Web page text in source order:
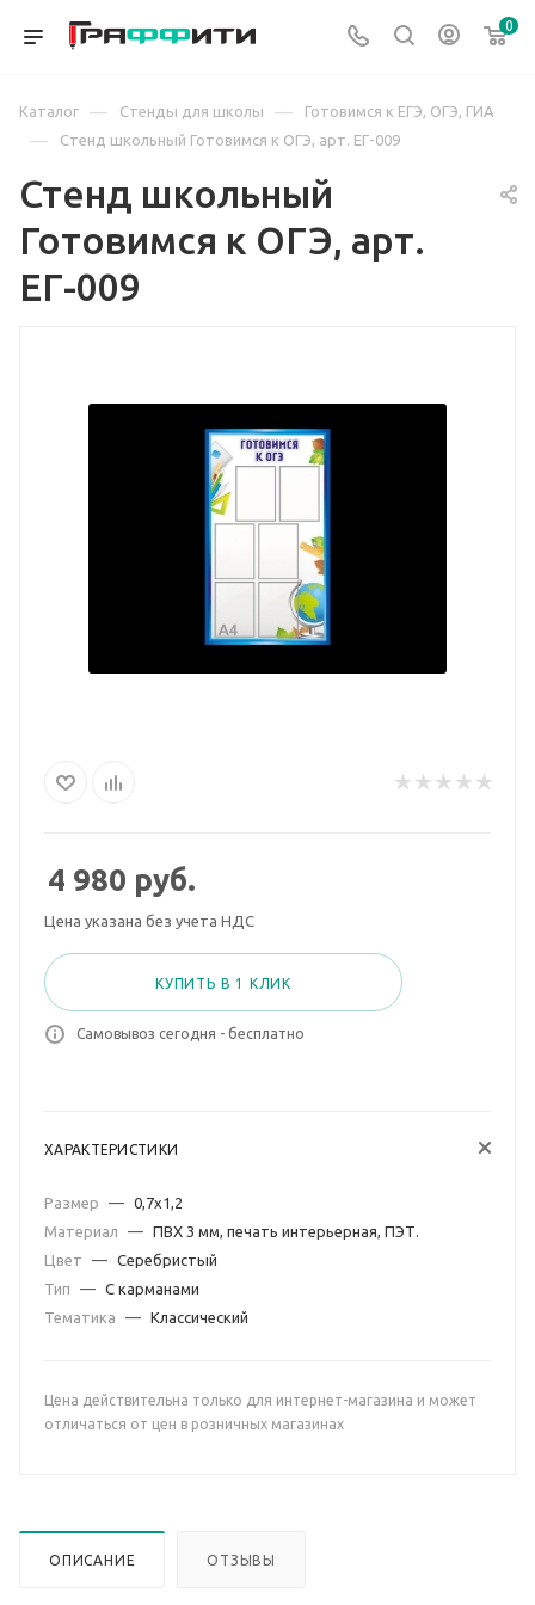
0
Каталог — Стенды для школы — Готовимся к ЕГЭ, ОГЭ, ГИА
— Стенд школьный Готовимся к ОГЭ, арт. ЕГ-009
Стенд школьный
Готовимся к ОГЭ, арт.
ЕГ-009
4 980 руб.
Цена указана без учета НДС
КУПИТЬ В 1 КЛИК
Самовывоз сегодня - бесплатно
ХАРАКТЕРИСТИКИ
Размер — 0,7х1,2
Материал
— ПВХ 3 мм, печать интерьерная, ПЭТ.
Цвет
— Серебристый
Тип
— С карманами
Тематика
— Классический
Цена действительна только для интернет-магазина и может
отличаться от цен в розничных магазинах
ОПИСАНИЕ ОТЗЫВЫ